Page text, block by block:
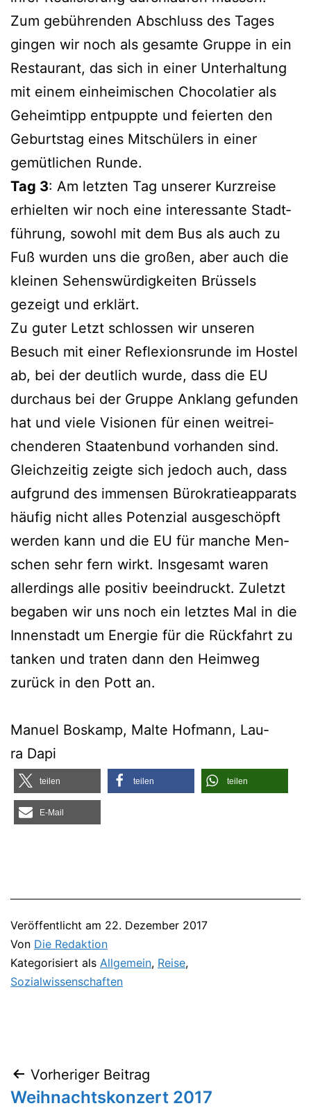
Zum gebüh­ren­den Abschluss des Tages
gin­gen wir noch als gesam­te Grup­pe in ein
Restau­rant, das sich in einer Unter­hal­tung
mit einem ein­hei­mi­schen Cho­co­la­tier als
Geheim­tipp ent­pupp­te und fei­er­ten den
Geburts­tag eines Mit­schü­lers in einer
gemüt­li­chen Runde.
Tag 3: Am letz­ten Tag unse­rer Kurz­rei­se
erhiel­ten wir noch eine inter­es­san­te Stadt­
füh­rung, sowohl mit dem Bus als auch zu
Fuß wur­den uns die gro­ßen, aber auch die
klei­nen Sehens­wür­dig­kei­ten Brüs­sels
gezeigt und erklärt.
Zu guter Letzt schlos­sen wir unse­ren
Besuch mit einer Refle­xi­ons­run­de im Hos­tel
ab, bei der deut­lich wur­de, dass die EU
durch­aus bei der Grup­pe Anklang gefun­den
hat und vie­le Visio­nen für einen weit­rei­
chen­de­ren Staa­ten­bund vor­han­den sind.
Gleich­zei­tig zeig­te sich jedoch auch, dass
auf­grund des immensen Büro­kra­tie­ap­pa­rats
häu­fig nicht alles Poten­zi­al aus­ge­schöpft
wer­den kann und die EU für man­che Men­
schen sehr fern wirkt. Ins­ge­samt waren
aller­dings alle posi­tiv beein­druckt. Zuletzt
bega­ben wir uns noch ein letz­tes Mal in die
Innen­stadt um Ener­gie für die Rück­fahrt zu
tan­ken und tra­ten dann den Heim­weg
zurück in den Pott an.
Manu­el Bos­kamp, Mal­te Hof­mann, Lau­
ra Dapi
tei­len tei­len tei­len
E‑Mail
Veröffentlicht am 22. Dezember 2017
Von Die Redaktion
Kategorisiert als Allgemein, Reise,
Sozialwissenschaften
Beitragsnavigation
Vorheriger Beitrag
Weihnachtskonzert 2017